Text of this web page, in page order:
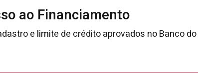
ao Financiamento
e limite de crédito aprovados no Banco